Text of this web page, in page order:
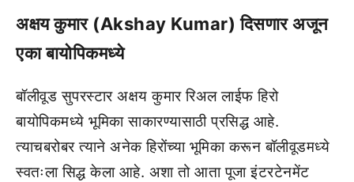
अक्षय कुमार (Akshay Kumar) दिसणार अजून
एका बायोपिकमध्ये
बॉलीवूड सुपरस्टार अक्षय कुमार रिअल लाईफ हिरो
बायोपिकमध्ये भूमिका साकारण्यासाठी प्रसिद्ध आहे.
त्याचबरोबर त्याने अनेक हिरोंच्या भूमिका करून बॉलीवूडमध्ये
स्वतःला सिद्ध केला आहे. अशा तो आता पूजा इंटरटेनमेंट